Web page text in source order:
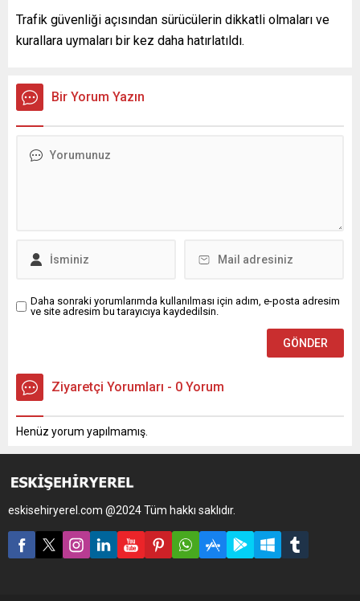
Trafik güvenliği açısından sürücülerin dikkatli olmaları ve
kurallara uymaları bir kez daha hatırlatıldı.
Bir Yorum Yazın
Daha sonraki yorumlarımda kullanılması için adım, e-posta adresim
ve site adresim bu tarayıcıya kaydedilsin.
Ziyaretçi Yorumları - 0 Yorum
Henüz yorum yapılmamış.
eskisehiryerel.com @2024 Tüm hakkı saklıdır.